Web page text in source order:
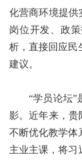
化营商环境提供
岗位开发、政
析，直接回应民
建议。
“学员论坛”
影。近年来，贵
不断优化教学体
主业主课，将习